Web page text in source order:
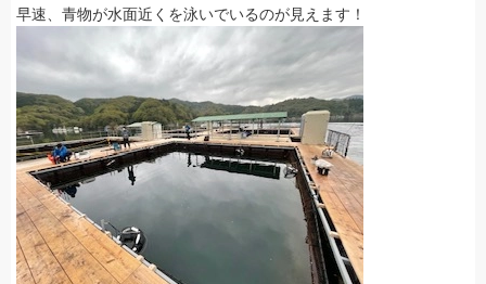
早速、青物が水面近くを泳いでいるのが見えます！